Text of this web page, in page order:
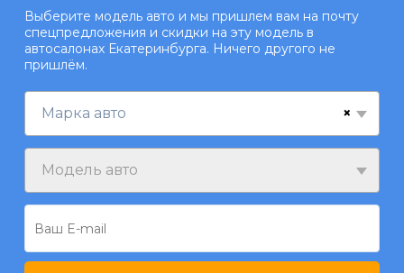
Выберите модель авто и мы пришлем вам на почту
спецпредложения и скидки на эту модель в
автосалонах Екатеринбурга. Ничего другого не
пришлём.
×
Марка авто
Модель авто